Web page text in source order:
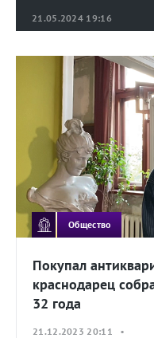
21.05.2024 19:16
Общество
Покупал
краснодарец
32 года
21.12.2023 20:11 •